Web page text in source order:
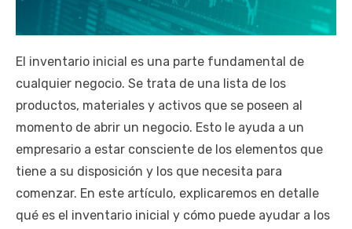
El inventario inicial es una parte fundamental de
cualquier negocio. Se trata de una lista de los
productos, materiales y activos que se poseen al
momento de abrir un negocio. Esto le ayuda a un
empresario a estar consciente de los elementos que
tiene a su disposición y los que necesita para
comenzar. En este artículo, explicaremos en detalle
qué es el inventario inicial y cómo puede ayudar a los